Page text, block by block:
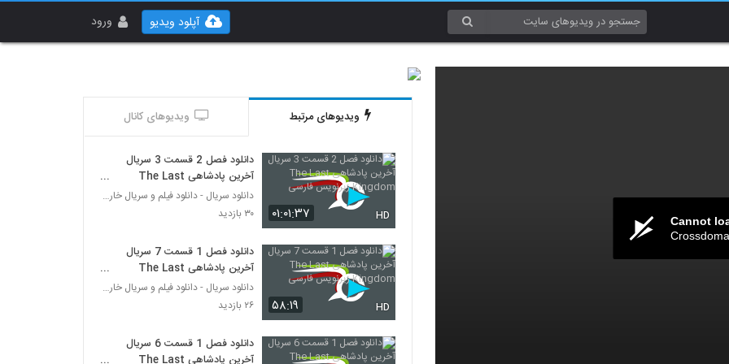
ورود آپلود ویدیو
Cannot
ویدیوهای مرتبط ویدیوهای کانال
۰۱:۰۱:۳۷ HD
دانلود فصل 2 قسمت 3 سریال
آخرین پادشاهی The Last
Kingdom زیرنویس فارسی
دانلود سریال - دانلود فیلم و سریال خارجی
۳۰ بازدید
۵۸:۱۹ HD
دانلود فصل 1 قسمت 7 سریال
آخرین پادشاهی The Last
Kingdom زیرنویس فارسی
دانلود سریال - دانلود فیلم و سریال خارجی
۲۶ بازدید
دانلود فصل 1 قسمت 6 سریال
آخرین پادشاهی The Last